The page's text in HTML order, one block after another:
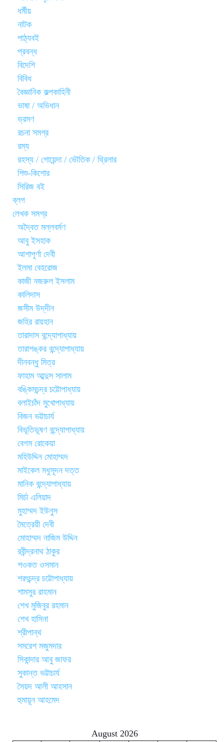
ধর্মীয়
নাটক
পাঠ্যবই
প্রবন্ধ
বিদেশি
বিবিধ
বৈজ্ঞানিক কল্পকাহিনী
ভাষা / অভিধান
ভ্রমণ
রচনা সমগ্র
রম্য
রহস্য / গোয়েন্দা / ভৌতিক / থ্রিলার
শিশু-কিশোর
সিরিজ বই
ব্লগ
লেখক সমগ্র
অদ্বৈত মল্লবর্মণ
আবু ইসহাক
আশাপূর্ণা দেবী
ইলমা বেহরোজ
কাজী নজরুল ইসলাম
কালিদাস
জসীম উদ্‌দীন
জহির রায়হান
তারাদাস বন্দ্যোপাধ্যায়
তারাশঙ্কর বন্দ্যোপাধ্যায়
দীনবন্ধু মিত্র
ফাহাম আব্দুস সালাম
বঙ্কিমচন্দ্র চট্টোপাধ্যায়
বলাইচাঁদ মুখোপাধ্যায়
বিজন ভট্টাচার্য
বিভূতিভূষণ বন্দ্যোপাধ্যায়
বেগম রোকেয়া
মহিউদ্দিন মোহাম্মদ
মাইকেল মধুসূদন দত্ত
মানিক বন্দ্যোপাধ্যায়
মির্চা এলিয়াদ
মুহাম্মদ ইউনুস
মৈত্রেয়ী দেবী
মোহাম্মদ নাজিম উদ্দিন
রবীন্দ্রনাথ ঠাকুর
শওকত ওসমান
শরৎচন্দ্র চট্টোপাধ্যায়
শামসুর রাহমান
শেখ মুজিবুর রহমান
শেখ হাসিনা
শ্রীপান্থ
সমরেশ মজুমদার
সিকান্দার আবু জাফর
সুকান্ত ভট্টাচার্য
সৈয়দ আলী আহসান
হুমায়ূন আহমেদ
August 2026